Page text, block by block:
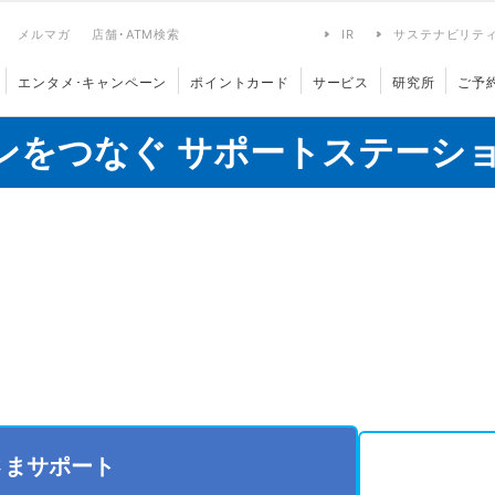
メルマガ 店舗･ATM検索 IR サステナビリテ
エンタメ･キャンペーン ポイントカード サービス 研究所 ご予
をつなぐ サポートステーシ
サポート